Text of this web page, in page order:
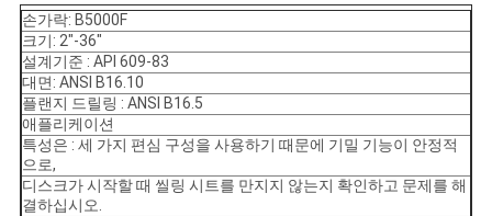
손가락: B5000F
크기: 2"-36"
설계기준 : API 609-83
대면: ANSI B16.10
플랜지 드릴링 : ANSI B16.5
애플리케이션
특성은 : 세 가지 편심 구성을 사용하기 때문에 기밀 기능이 안정적
으로,
디스크가 시작할 때 씰링 시트를 만지지 않는지 확인하고 문제를 해
결하십시오.